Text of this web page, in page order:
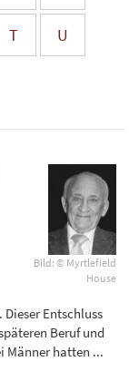
T U
Bild: © Myrtlefield
House
Entschluss
Beruf und
Männer hatten ...